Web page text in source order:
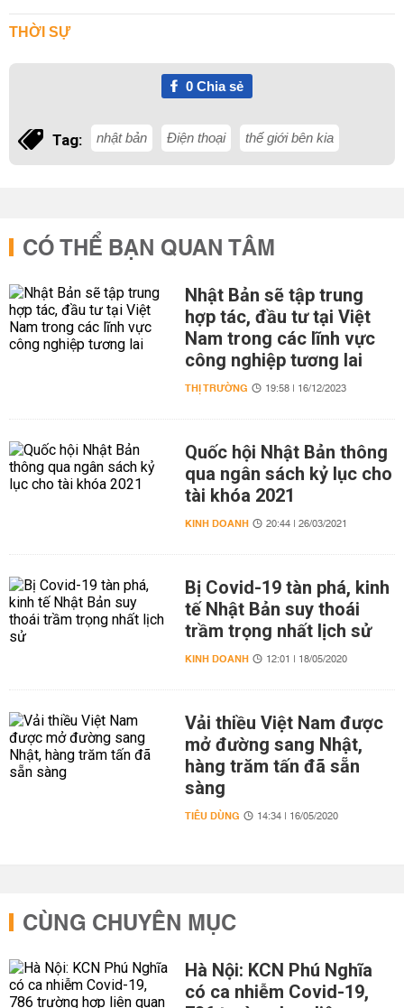
THỜI SỰ
0Chia sẻ
Tag: nhật bản Điện thoại thế giới bên kia
CÓ THỂ BẠN QUAN TÂM
Nhật Bản sẽ tập trung
hợp tác, đầu tư tại Việt
Nam trong các lĩnh vực
công nghiệp tương lai
THỊ TRƯỜNG 19:58 | 16/12/2023
Quốc hội Nhật Bản thông
qua ngân sách kỷ lục cho
tài khóa 2021
KINH DOANH 20:44 | 26/03/2021
Bị Covid-19 tàn phá, kinh
tế Nhật Bản suy thoái
trầm trọng nhất lịch sử
KINH DOANH 12:01 | 18/05/2020
Vải thiều Việt Nam được
mở đường sang Nhật,
hàng trăm tấn đã sẵn
sàng
TIÊU DÙNG 14:34 | 16/05/2020
CÙNG CHUYÊN MỤC
Hà Nội: KCN Phú Nghĩa
có ca nhiễm Covid-19,